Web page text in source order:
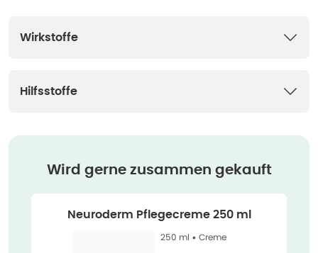
Wirkstoffe
Hilfsstoffe
Wird gerne zusammen gekauft
Neuroderm Pflegecreme 250 ml
250 ml • Creme